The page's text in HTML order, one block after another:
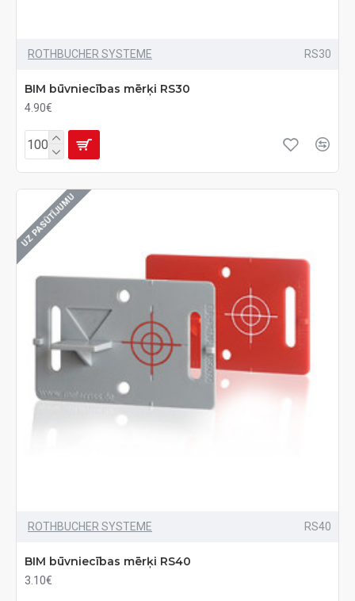
ROTHBUCHER SYSTEME RS30
BIM būvniecības mērķi RS30
4.90€
UZ PASŪTĪJUMU
ROTHBUCHER SYSTEME RS40
BIM būvniecības mērķi RS40
3.10€